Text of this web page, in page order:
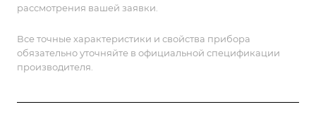
рассмотрения вашей заявки.
Все точные характеристики и свойства прибора
обязательно уточняйте в официальной спецификации
производителя.